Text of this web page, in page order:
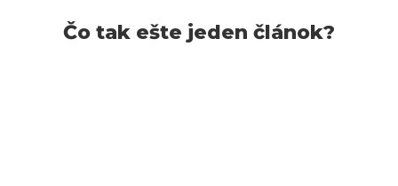
Čo tak ešte jeden článok?